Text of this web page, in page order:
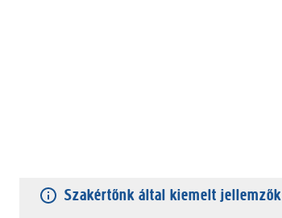
Szakértőnk által kiemelt jellemzők